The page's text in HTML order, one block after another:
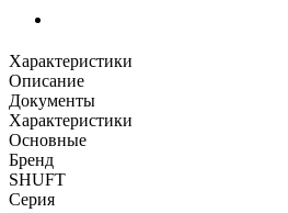
Характеристики
Описание
Документы
Характеристики
Основные
Бренд
SHUFT
Серия